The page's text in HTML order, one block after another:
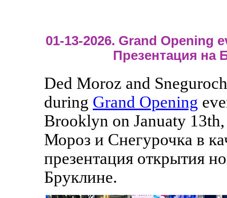
01-13-2026. Grand Opening
Презентация на
Ded Moroz and
during Grand Opening
Brooklyn on Januaty
Мороз и Снегурочка в
презентация открытия
Бруклине.